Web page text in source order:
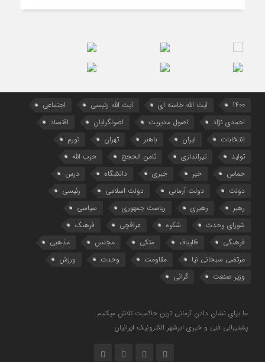
1400 آیت الله خامنه ای آیت الله رئیسی
اجتماعی
احمدی نژاد
اصول مدیریت اصولگرایان
اقتصاد
انتخابات
ایران باهنر تهران
تورم
تولید
تیراندازی ثامن الحجج
حزب الله
حماس
خبر خبری دانشگاه
درس
دولت
دولت آرمانی دولت اسلامی
رئیسی
رهبر
رهبری ریاست جمهوری
سیاسی
شورای وحدت
شکوه عراقچی
فرهنگ
فرهنگی
قالیباف متکی مجلس
مذهبی
مرتضی سبحانی نیا
مقاومت وحدت
ورزش
وزیر صنعت
گرانی
ما برای نشان دادن آرمانی ترین حاکمیت تلاش میکنیم
پشتیبانی فنی و خبری ابرشهر الکترونیک ایرانیان